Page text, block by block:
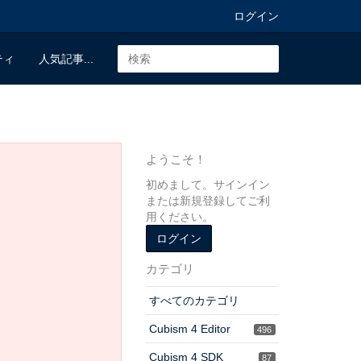
ログイン
人気記事...
ようこそ！
初めまして。サインイン
または新規登録してご利
用ください。
ログイン
カテゴリ
すべてのカテゴリ
496
Cubism 4 Editor
87
Cubism 4 SDK